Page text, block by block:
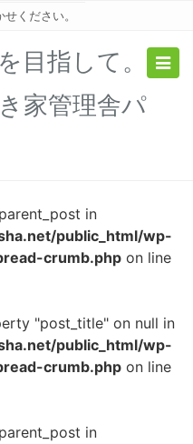
ください。
目指して。
家管理舎パ
in
public_html/wp-
crumb.php on line
"post_title" on null in
public_html/wp-
crumb.php on line
in